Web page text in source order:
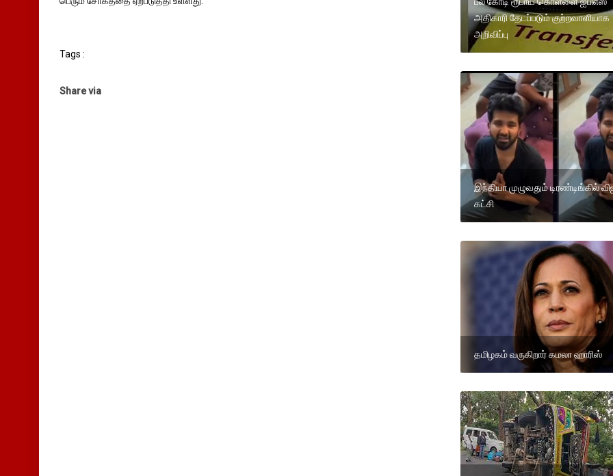
Tags :
Share via
அதிகாரி தேடப்படும் குற்றவாளியாக
அறிவிப்பு
இந்தியா முழுவதும் டிரண்டிங்கில்
கட்சி
தமிழகம் வருகிறார் கமலா ஹாரிஸ்